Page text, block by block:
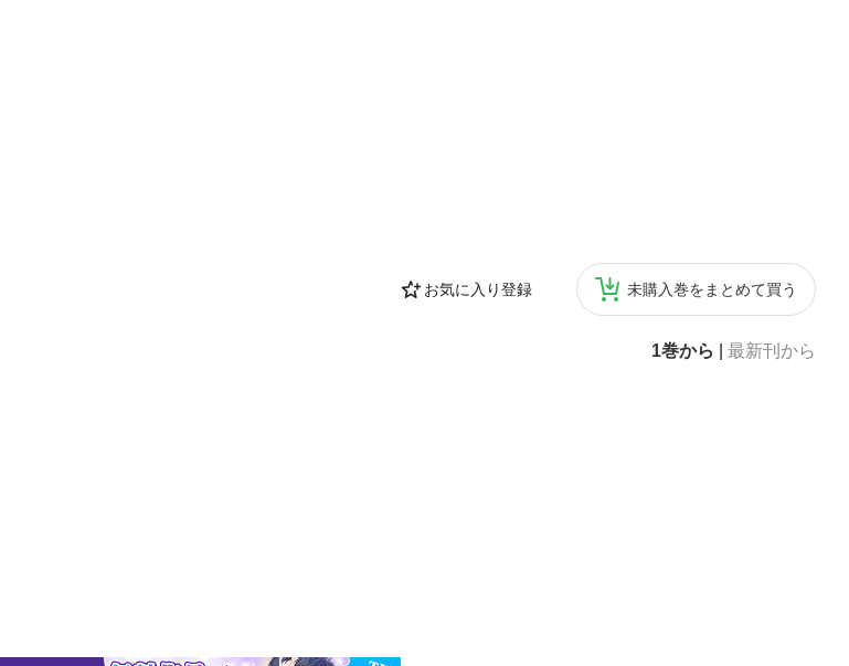
お気に入り登録 未購入巻をまとめて買う
1巻から 最新刊から